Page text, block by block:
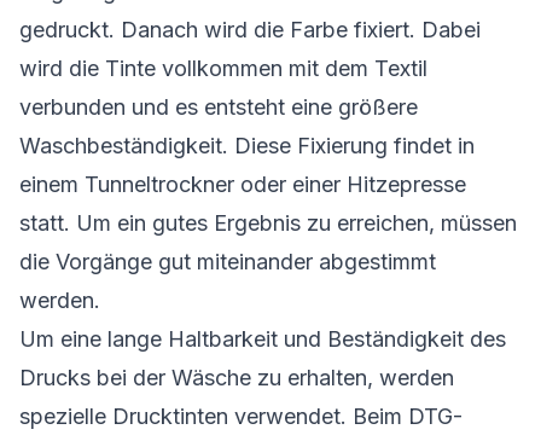
gedruckt. Danach wird die Farbe fixiert. Dabei
wird die Tinte vollkommen mit dem Textil
verbunden und es entsteht eine größere
Waschbeständigkeit. Diese Fixierung findet in
einem Tunneltrockner oder einer Hitzepresse
statt. Um ein gutes Ergebnis zu erreichen, müssen
die Vorgänge gut miteinander abgestimmt
werden.
Um eine lange Haltbarkeit und Beständigkeit des
Drucks bei der Wäsche zu erhalten, werden
spezielle Drucktinten verwendet. Beim DTG-